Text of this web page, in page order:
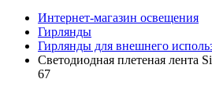
Интернет-магазин освещения
Гирлянды
Гирлянды для внешнего
Светодиодная плетеная лента
67